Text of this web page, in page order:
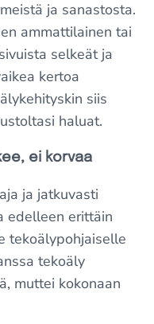
ja sanastosta.
ammattilainen tai
selkeät ja
kertoa
siis
haluat.
ei korvaa
ja jatkuvasti
edelleen erittäin
tekoälypohjaiselle
tekoäly
muttei kokonaan